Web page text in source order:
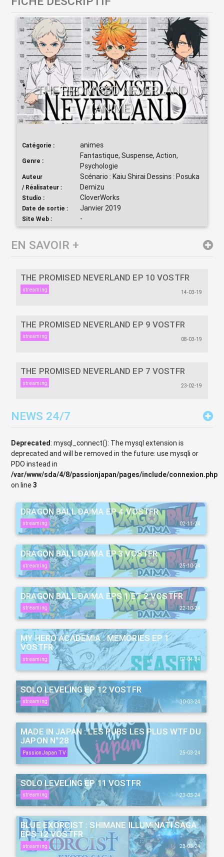
THE PROMISED NEVERLAND
(ANIME)
Catégorie : animes
Genre :
Fantastique, Suspense, Action,
Psychologie
Auteur
/ Réalisateur :
Scénario : Kaiu Shirai Dessins : Posuka
Demizu
Studio : CloverWorks
Date de sortie : Janvier 2019
Site Web : -
EN SAVOIR +
THE PROMISED NEVERLAND EP 10 VOSTFR
streaming 14-03-19
THE PROMISED NEVERLAND EP 9 VOSTFR
streaming 08-03-19
THE PROMISED NEVERLAND EP 7 VOSTFR
streaming 23-02-19
NEWS 24/7
Deprecated: mysql_connect(): The mysql extension is
deprecated and will be removed in the future: use mysqli or
PDO instead in
/var/www/sda/4/8/passionjapan/pages/include/connexion.php
on line3
DRAGON BALL DAIMA EP 4 VOSTFR
streaming 02-11-24
DRAGON BALL DAIMA EP 3 VOSTFR
streaming 25-10-24
DRAGON BALL DAIMA EPS 1 ET 2 VOSTFR
streaming 22-10-24
MY HERO ACADEMIA : MEMORIES EP 1
VOSTFR
streaming 07-04-24
SOLO LEVELING EP 12 VOSTFR
streaming 30-03-24
MADE IN JAPAN : LES PUBS LES PLUS WTF DU
JAPON N°28
PassionJapan TV 25-03-24
SOLO LEVELING EP 11 VOSTFR
streaming 23-03-24
BLUE EXORCIST : SHIMANE ILLUMINATI SAGA
EPS 12 VOSTFR
streaming 23-03-24